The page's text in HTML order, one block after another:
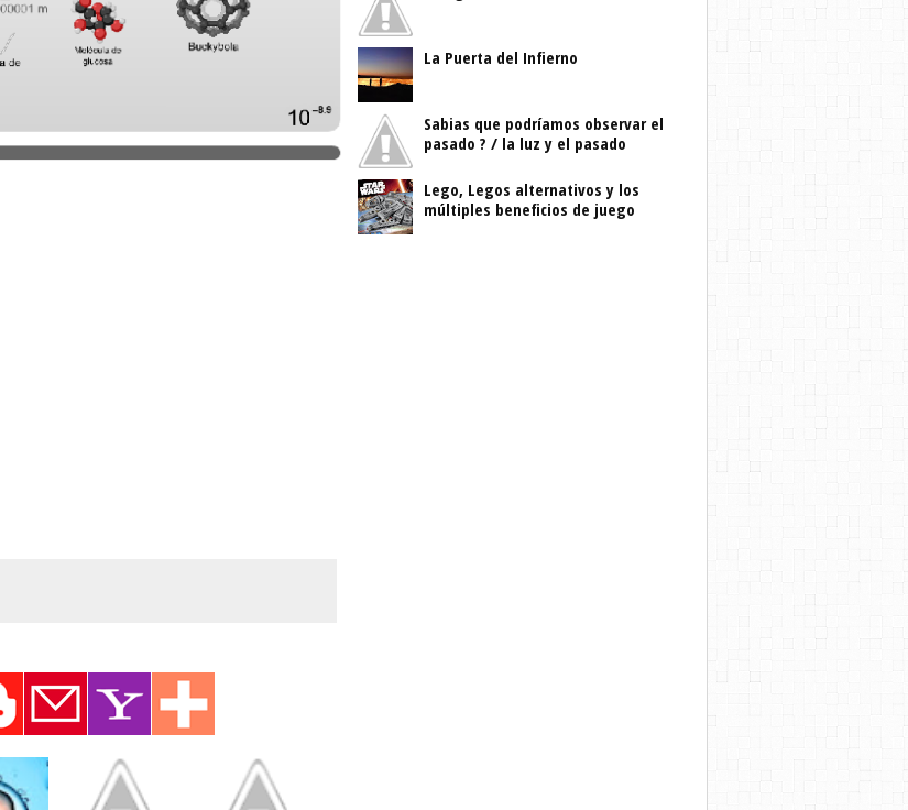
La Puerta del Infierno
Sabias que podríamos observar el
pasado ? / la luz y el pasado
Lego, Legos alternativos y los
múltiples beneficios de juego